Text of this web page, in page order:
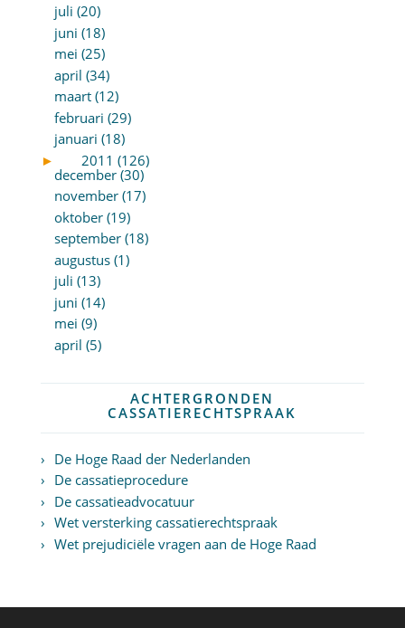
juli (20)
juni (18)
mei (25)
april (34)
maart (12)
februari (29)
januari (18)
►
2011 (126)
december (30)
november (17)
oktober (19)
september (18)
augustus (1)
juli (13)
juni (14)
mei (9)
april (5)
ACHTERGRONDEN
CASSATIERECHTSPRAAK
De Hoge Raad der Nederlanden
De cassatieprocedure
De cassatieadvocatuur
Wet versterking cassatierechtspraak
Wet prejudiciële vragen aan de Hoge Raad